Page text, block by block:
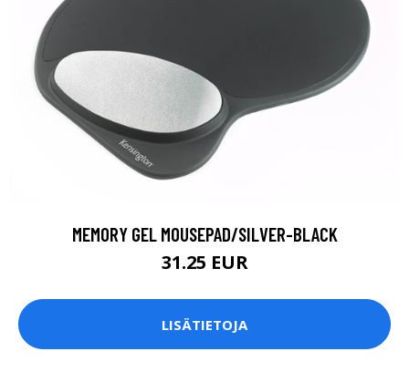
MEMORY GEL MOUSEPAD/SILVER-BLACK
31.25 EUR
LISÄTIETOJA